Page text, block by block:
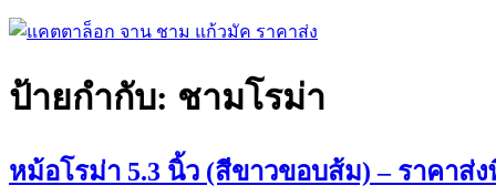
ป้ายกำกับ: ชามโรม่า
หม้อโรม่า 5.3 นิ้ว (สีขาวขอบส้ม) – ราคาส่ง